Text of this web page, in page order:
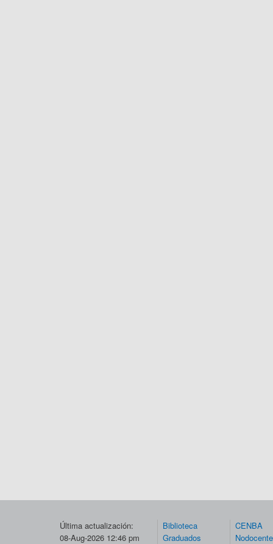
Última actualización:
08-Aug-2026 12:46 pm
Biblioteca
Graduados
CENBA